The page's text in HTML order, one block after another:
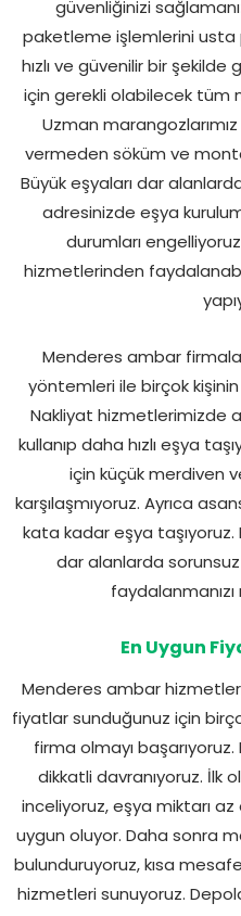
güvenliğinizi
paketleme işlemlerini
hızlı ve güvenilir bir
için gerekli olabilecek tüm
Uzman
vermeden söküm ve
Büyük eşyaları dar
adresinizde eşya
durumları
hizmetlerinden
Menderes ambar
yöntemleri ile birçok
Nakliyat hizmetlerimizde
kullanıp daha hızlı eşya
için küçük merdiven
karşılaşmıyoruz. Ayrıca
kata kadar eşya
dar alanlarda
faydalanmanızı
En Uygun
Menderes ambar
fiyatlar sunduğunuz için
firma olmayı
dikkatli davranıyoruz. İlk
inceliyoruz, eşya miktarı
uygun oluyor. Daha sonra
bulunduruyoruz, kısa
hizmetleri sunuyoruz.